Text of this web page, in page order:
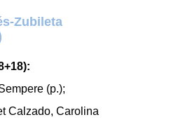
Zubileta
(p.);
Calzado, Carolina